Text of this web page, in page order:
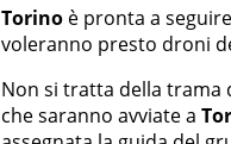
Torino è pronta a
voleranno presto droni
Non si tratta della trama
che saranno avviate a